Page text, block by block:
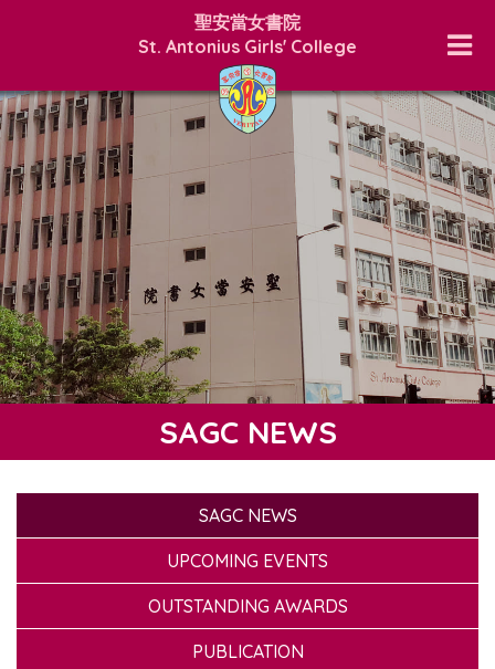
聖安當女書院
St. Antonius Girls' College
SAGC NEWS
SAGC NEWS
UPCOMING EVENTS
OUTSTANDING AWARDS
PUBLICATION